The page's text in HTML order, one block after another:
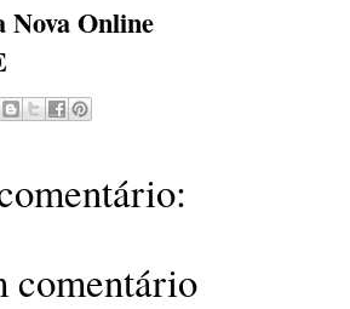
Nova Online
comentário